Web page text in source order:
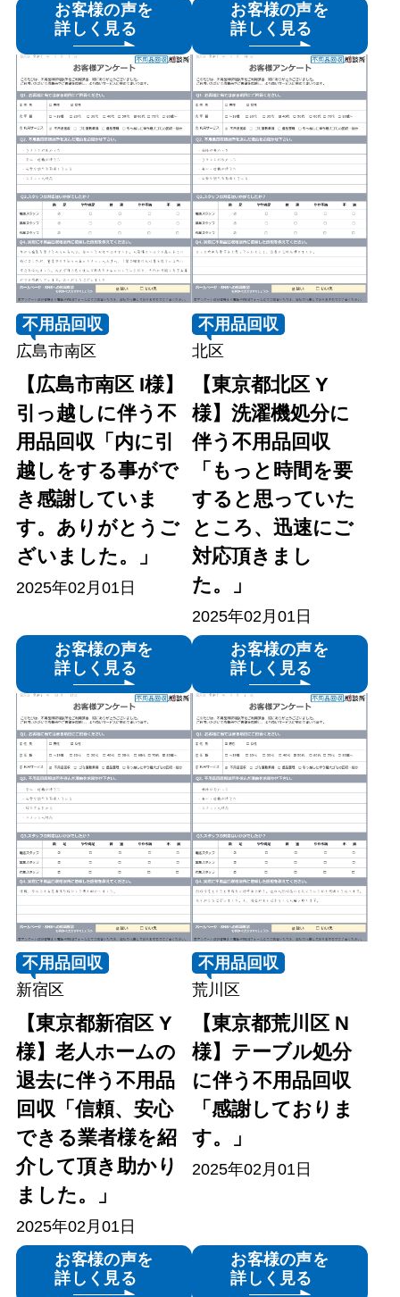
お客様の声を
詳しく見る
お客様の声を
詳しく見る
不用品回収
広島市南区
【広島市南区 I様】
引っ越しに伴う不
用品回収「内に引
越しをする事がで
き感謝していま
す。ありがとうご
ざいました。」
2025年02月01日
お客様の声を
詳しく見る
不用品回収
北区
【東京都北区 Y
様】洗濯機処分に
伴う不用品回収
「もっと時間を要
すると思っていた
ところ、迅速にご
対応頂きまし
た。」
2025年02月01日
お客様の声を
詳しく見る
不用品回収
新宿区
【東京都新宿区 Y
様】老人ホームの
退去に伴う不用品
回収「信頼、安心
できる業者様を紹
介して頂き助かり
ました。」
2025年02月01日
お客様の声を
詳しく見る
不用品回収
荒川区
【東京都荒川区 N
様】テーブル処分
に伴う不用品回収
「感謝しておりま
す。」
2025年02月01日
お客様の声を
詳しく見る